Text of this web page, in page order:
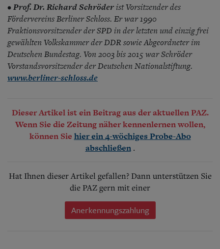
•Prof. Dr. Richard Schröderist Vorsitzender des
Fördervereins Berliner Schloss. Er war 1990
Fraktionsvorsitzender der SPD in der letzten und einzig frei
gewählten Volkskammer der DDR sowie Abgeordneter im
Deutschen Bundestag. Von 2003 bis 2015 war Schröder
Vorstandsvorsitzender der Deutschen Nationalstiftung.
www.berliner-schloss.de
Dieser Artikel ist ein Beitrag aus der aktuellen PAZ.
Wenn Sie die Zeitung näher kennenlernen wollen,
können Sie hier ein 4-wöchiges Probe-Abo
abschließen .
Hat Ihnen dieser Artikel gefallen? Dann unterstützen Sie
die PAZ gern mit einer
Anerkennungszahlung